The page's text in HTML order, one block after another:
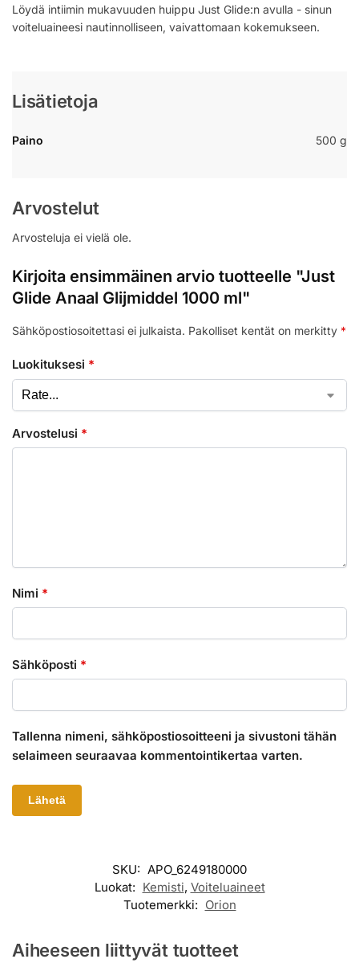
Löydä intiimin mukavuuden huippu Just Glide:n avulla - sinun
voiteluaineesi nautinnolliseen, vaivattomaan kokemukseen.
Lisätietoja
Paino 500 g
Arvostelut
Arvosteluja ei vielä ole.
Kirjoita ensimmäinen arvio tuotteelle "Just
Glide Anaal Glijmiddel 1000 ml"
Sähköpostiosoitettasi ei julkaista. Pakolliset kentät on merkitty *
Luokituksesi *
Arvostelusi *
Nimi *
Sähköposti *
Tallenna nimeni, sähköpostiosoitteeni ja sivustoni tähän
selaimeen seuraavaa kommentointikertaa varten.
SKU: APO_6249180000
Luokat: Kemisti, Voiteluaineet
Tuotemerkki: Orion
Aiheeseen liittyvät tuotteet